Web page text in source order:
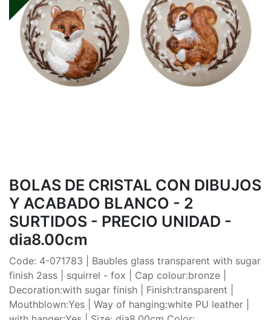
BOLAS DE CRISTAL CON DIBUJOS
Y ACABADO BLANCO - 2
SURTIDOS - PRECIO UNIDAD -
dia8.00cm
Code: 4-071783 | Baubles glass transparent with sugar
finish 2ass | squirrel - fox | Cap colour:bronze |
Decoration:with sugar finish | Finish:transparent |
Mouthblown:Yes | Way of hanging:white PU leather |